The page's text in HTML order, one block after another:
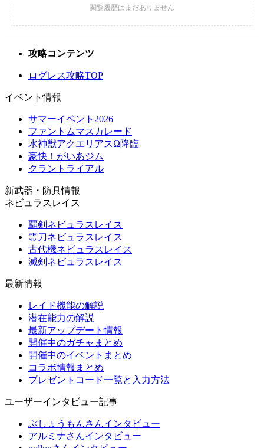
攻略コンテンツ
ログレス攻略TOP
イベント情報
サマーイベント2026
ファントムマスカレード
水神獣アクエリアスΩ降臨
豪快！がいあジム
クラントライアル
新武器・防具情報
ネビュラスレイス
覇剣ネビュラスレイス
霊刀ネビュラスレイス
古代機ネビュラスレイス
滅剣ネビュラスレイス
最新情報
レイド機能の解説
潜在能力の解説
最新アップデート情報
開催中のガチャまとめ
開催中のイベントまとめ
コラボ情報まとめ
プレゼントコード一覧と入力方法
ユーザーインタビュー記事
ぶしょうもんさんインタビュー
アルミナさんインタビュー